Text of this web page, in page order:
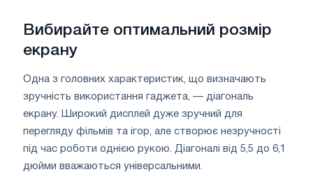
Вибирайте оптимальний розмір
екрану
Одна з головних характеристик, що визначають
зручність використання гаджета, — діагональ
екрану. Широкий дисплей дуже зручний для
перегляду фільмів та ігор, але створює незручності
під час роботи однією рукою. Діагоналі від 5,5 до 6,1
дюйми вважаються універсальними.